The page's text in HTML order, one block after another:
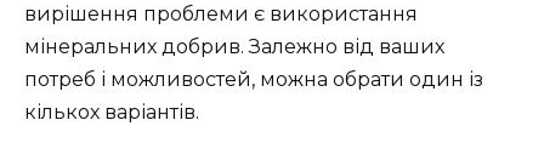
вирішення проблеми є використання
мінеральних добрив. Залежно від ваших
потреб і можливостей, можна обрати один із
кількох варіантів.